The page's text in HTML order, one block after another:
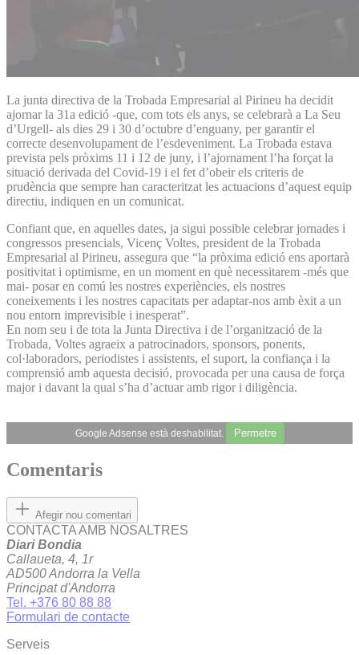
La junta directiva de la Trobada Empresarial al Pirineu ha decidit
ajornar la 31a edició -que, com tots els anys, se celebrarà a La Seu
d’Urgell- als dies 29 i 30 d’octubre d’enguany, per garantir el
correcte desenvolupament de l’esdeveniment. La Trobada estava
prevista pels pròxims 11 i 12 de juny, i l’ajornament l’ha forçat la
situació derivada del Covid-19 i el fet d’obeir els criteris de
prudència que sempre han caracteritzat les actuacions d’aquest equip
directiu, indiquen en un comunicat.
Confiant que, en aquelles dates, ja sigui possible celebrar jornades i
congressos presencials, Vicenç Voltes, president de la Trobada
Empresarial al Pirineu, assegura que “la pròxima edició ens aportarà
positivitat i optimisme, en un moment en què necessitarem -més que
mai- posar en comú les nostres experiències, els nostres
coneixements i les nostres capacitats per adaptar-nos amb èxit a un
nou entorn imprevisible i inesperat”.
En nom seu i de tota la Junta Directiva i de l’organització de la
Trobada, Voltes agraeix a patrocinadors, sponsors, ponents,
col·laboradors, periodistes i assistents, el suport, la confiança i la
comprensió amb aquesta decisió, provocada per una causa de força
major i davant la qual s’ha d’actuar amb rigor i diligència.
Google Adsense està deshabilitat. Permetre
Comentaris
Afegir nou comentari
CONTACTA AMB NOSALTRES
Diari Bondia
Callaueta, 4, 1r
AD500 Andorra la Vella
Principat d'Andorra
Tel. +376 80 88 88
Formulari de contacte
Serveis